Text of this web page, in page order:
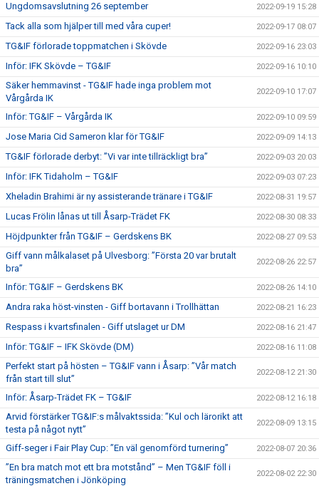
Ungdomsavslutning 26 september 2022-09-19 15:28
Tack alla som hjälper till med våra cuper! 2022-09-17 08:07
TG&IF förlorade toppmatchen i Skövde 2022-09-16 23:03
Inför: IFK Skövde – TG&IF 2022-09-16 10:10
Säker hemmavinst - TG&IF hade inga problem mot
Vårgårda IK
2022-09-10 17:07
Inför: TG&IF – Vårgårda IK 2022-09-10 09:59
Jose Maria Cid Sameron klar för TG&IF 2022-09-09 14:13
TG&IF förlorade derbyt: ”Vi var inte tillräckligt bra” 2022-09-03 20:03
Inför: IFK Tidaholm – TG&IF 2022-09-03 07:23
Xheladin Brahimi är ny assisterande tränare i TG&IF 2022-08-31 19:57
Lucas Frölin lånas ut till Åsarp-Trädet FK 2022-08-30 08:33
Höjdpunkter från TG&IF – Gerdskens BK 2022-08-27 09:53
Giff vann målkalaset på Ulvesborg: ”Första 20 var brutalt
bra”
2022-08-26 22:57
Inför: TG&IF – Gerdskens BK 2022-08-26 14:10
Andra raka höst-vinsten - Giff bortavann i Trollhättan 2022-08-21 16:23
Respass i kvartsfinalen - Giff utslaget ur DM 2022-08-16 21:47
Inför: TG&IF – IFK Skövde (DM) 2022-08-16 11:08
Perfekt start på hösten – TG&IF vann i Åsarp: ”Vår match
från start till slut”
2022-08-12 21:30
Inför: Åsarp-Trädet FK – TG&IF 2022-08-12 16:18
Arvid förstärker TG&IF:s målvaktssida: ”Kul och lärorikt att
testa på något nytt”
2022-08-09 13:15
Giff-seger i Fair Play Cup: ”En väl genomförd turnering” 2022-08-07 20:36
”En bra match mot ett bra motstånd” – Men TG&IF föll i
träningsmatchen i Jönköping
2022-08-02 22:30